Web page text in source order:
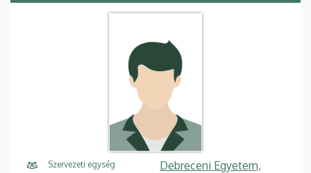
Szervezeti egység
Debreceni Egyetem,